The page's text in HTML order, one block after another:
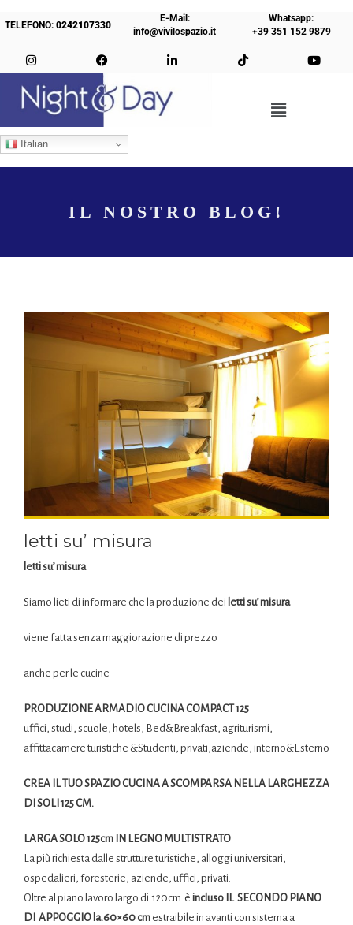
TELEFONO:0242107330
E-Mail:
info@vivilospazio.it
Whatsapp:
+39 351 152 9879
Italian
IL NOSTRO BLOG!
letti su’ misura
letti su’ misura
Siamo lieti di informare che la produzione dei letti su’ misura
viene fatta senza maggiorazione di prezzo
anche per le cucine
PRODUZIONEARMADIO CUCINA COMPACT 125
uffici, studi, scuole, hotels, Bed&Breakfast, agriturismi,
affittacamere turistiche &Studenti, privati,aziende, interno&Esterno
CREA IL TUO SPAZIO CUCINA A SCOMPARSA NELLA LARGHEZZA
DI SOLI 125 CM.
LARGA SOLO 125cm IN LEGNO MULTISTRATO
La più richiesta dalle strutture turistiche, alloggi universitari,
ospedalieri, foresterie, aziende, uffici, privati.
Oltre al piano lavoro largo di 120cm è incluso IL SECONDO PIANO
DI APPOGGIO la.60×60 cm estraibile in avanti con sistema a